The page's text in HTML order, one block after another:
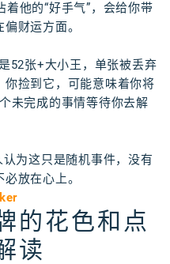
他的“好手气”，会给你带
财运方面。
52张+大小王，单张被丢弃
捡到它，可能意味着你将
未完成的事情等待你去解
认为这只是随机事件，没有
放在心上。
的花色和点
读